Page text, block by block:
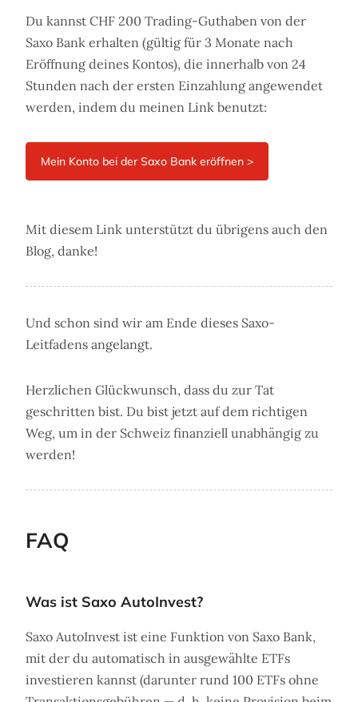
Du kannst CHF 200 Trading-Guthaben von der
Saxo Bank erhalten (gültig für 3 Monate nach
Eröffnung deines Kontos), die innerhalb von 24
Stunden nach der ersten Einzahlung angewendet
werden, indem du meinen Link benutzt:
Mit diesem Link unterstützt du übrigens auch den
Blog, danke!
Und schon sind wir am Ende dieses Saxo-
Leitfadens angelangt.
Herzlichen Glückwunsch, dass du zur Tat
geschritten bist. Du bist jetzt auf dem richtigen
Weg, um in der Schweiz finanziell unabhängig zu
werden!
FAQ
Was ist Saxo AutoInvest?
Saxo AutoInvest ist eine Funktion von Saxo Bank,
mit der du automatisch in ausgewählte ETFs
investieren kannst (darunter rund 100 ETFs ohne